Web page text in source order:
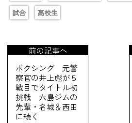
試合
高校生
前の記事へ
ボクシング 元警
察官の井上彪が５
戦目でタイトル初
挑戦 六島ジムの
先輩・名城＆西田
に続く